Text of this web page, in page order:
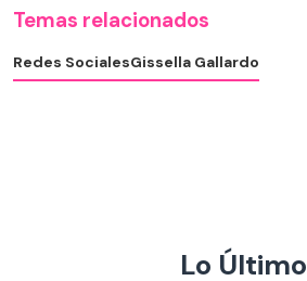
Temas relacionados
Redes SocialesGissella Gallardo
Lo Último